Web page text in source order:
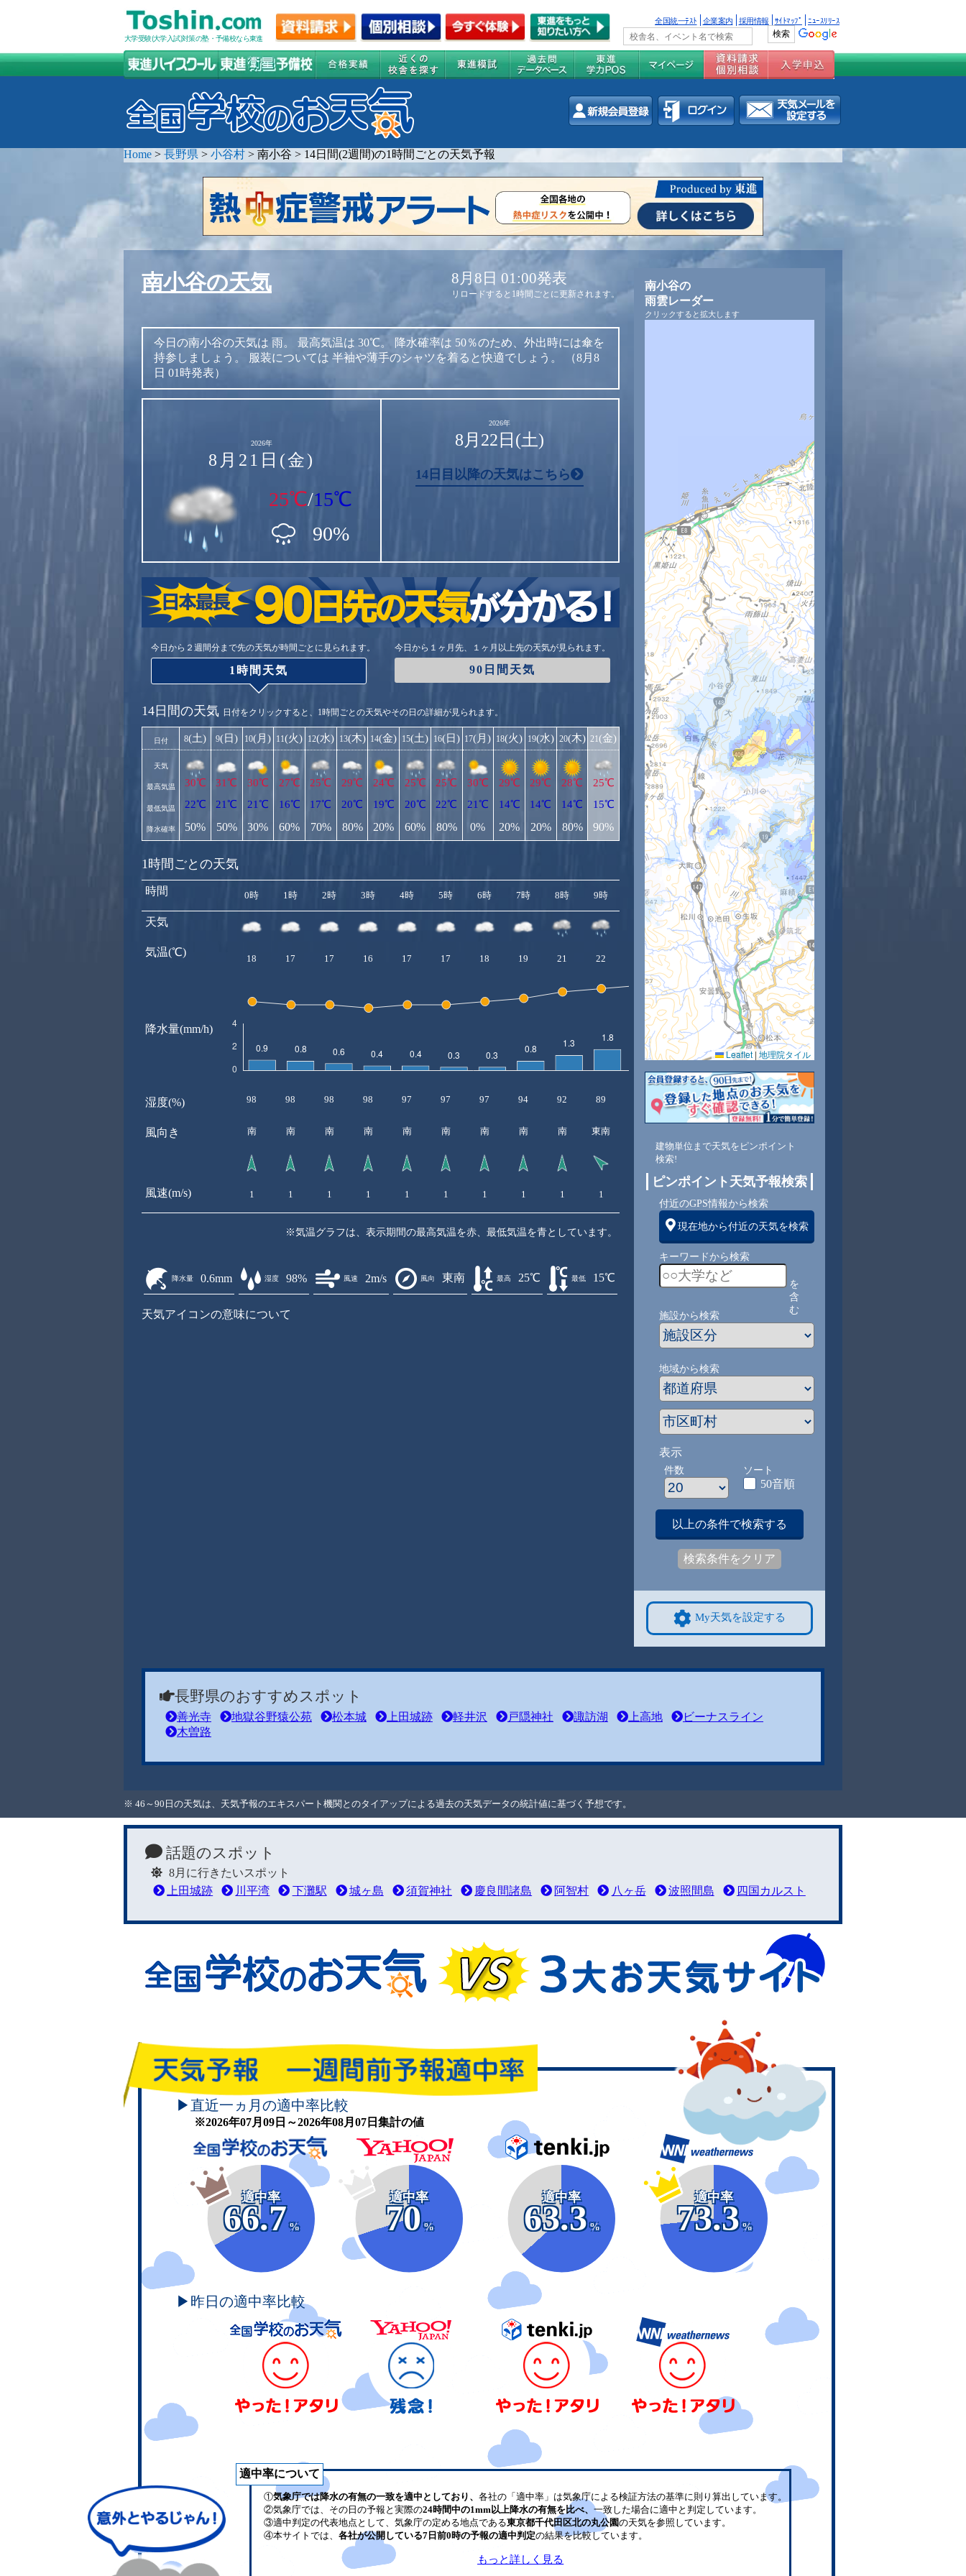
大学受験(大学入試)対策の塾・予備校なら東進
全国統一ﾃｽﾄ 企業案内 採用情報 ｻｲﾄﾏｯﾌﾟ ﾆｭｰｽﾘﾘｰｽ
Home > 長野県 > 小谷村 > 南小谷 > 14日間(2週間)の1時間ごとの天気予報
南小谷の天気 8月8日 01:00発表
リロードすると1時間ごとに更新されます。
今日の南小谷の天気は 雨。 最高気温は 30℃。 降水確率は 50％のため、外出時には傘を
持参しましょう。
服装については 半袖や薄手のシャツを着ると快適でしょう。
（8月8
日 01時発表）
2026年
8月21日(金)
25℃/15℃
90%
2026年
8月22日(土)
14日目以降の天気はこちら
今日から２週間分まで先の天気が時間ごとに見られます。
1時間天気
今日から１ヶ月先、１ヶ月以上先の天気が見られます。
90日間天気
14日間の天気 日付をクリックすると、1時間ごとの天気やその日の詳細が見られます。
日付
天気
最高気温
最低気温
降水確率
8(土)
30℃
22℃
50%
9(日)
31℃
21℃
50%
10(月)
30℃
21℃
30%
11(火)
27℃
16℃
60%
12(水)
25℃
17℃
70%
13(木)
29℃
20℃
80%
14(金)
24℃
19℃
20%
15(土)
25℃
20℃
60%
16(日)
25℃
22℃
80%
17(月)
30℃
21℃
0%
18(火)
29℃
14℃
20%
19(水)
29℃
14℃
20%
20(木)
28℃
14℃
80%
21(金)
25℃
15℃
90%
1時間ごとの天気
時間
天気
気温(℃)
降水量(mm/h)
湿度(%)
風向き
風速(m/s)
0時 1時 2時 3時 4時 5時 6時 7時 8時 9時 10時 11時 12時 13時 14時
18 17 17 16 17 17 18 19 21 22 24 25 24 24
98 98 98 98 97 97 97 94 92 89 83 79 82 84
南 南 南 南 南 南 南 南 南 東南
1 1 1 1 1 1 1 1 1 1
※気温グラフは、表示期間の最高気温を赤、最低気温を青としています。
降水量 0.6mm 湿度 98% 風速 2m/s 風向 東南 最高 25℃ 最低 15℃
天気アイコンの意味について
南小谷の
雨雲レーダー
クリックすると拡大します
Leaflet | 地理院タイル
建物単位まで天気をピンポイント
検索!
ピンポイント天気予報検索
付近のGPS情報から検索
現在地から付近の天気を検索
キーワードから検索
を
含
む
施設から検索
地域から検索
表示
件数 ソート
50音順
以上の条件で検索する
検索条件をクリア
My天気を設定する
長野県のおすすめスポット
善光寺 地獄谷野猿公苑 松本城 上田城跡 軽井沢 戸隠神社 諏訪湖 上高地
ビーナスライン
木曽路
※ 46～90日の天気は、天気予報のエキスパート機関とのタイアップによる過去の天気データの統計値に基づく予想です。
話題のスポット
8月に行きたいスポット
上田城跡
川平湾 下灘駅 城ヶ島 須賀神社 慶良間諸島 阿智村 八ヶ岳 波照間島 四国カルスト
▶直近一ヵ月の適中率比較
※2026年07月09日～2026年08月07日集計の値
適中率
66.7
%
適中率
70
%
適中率
63.3
%
適中率
73.3
%
▶昨日の適中率比較
適中率について
①気象庁では降水の有無の一致を適中としており、 各社の「適中率」は気象庁による検証方法の基準に則り算出しています。
②気象庁では、その日の予報と実際の24時間中の1mm以上降水の有無を比べ、 一致した場合に適中と判定しています。
③適中判定の代表地点として、気象庁の定める地点である東京都千代田区北の丸公園の天気を参照しています。
④本サイトでは、 各社が公開している7日前0時の予報の適中判定の結果を比較しています。
もっと詳しく見る